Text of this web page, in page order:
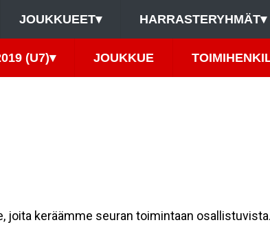
JOUKKUEET▾ HARRASTERYHMÄT▾
(U7)▾ JOUKKUE
joita keräämme seuran toimintaan